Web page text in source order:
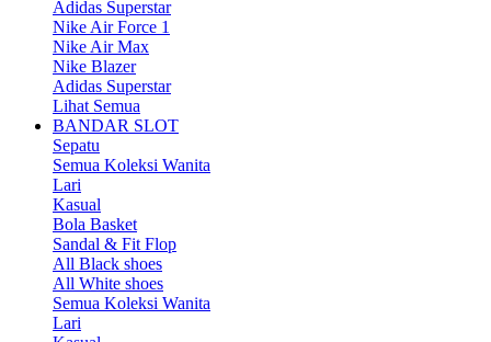
Adidas Superstar
Nike Air Force 1
Nike Air Max
Nike Blazer
Adidas Superstar
Lihat Semua
BANDAR SLOT
Sepatu
Semua Koleksi Wanita
Lari
Kasual
Bola Basket
Sandal & Fit Flop
All Black shoes
All White shoes
Semua Koleksi Wanita
Lari